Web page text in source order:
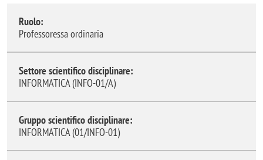
Ruolo:
Professoressa ordinaria
Settore scientifico disciplinare:
INFORMATICA (INFO-01/A)
Gruppo scientifico disciplinare:
INFORMATICA (01/INFO-01)